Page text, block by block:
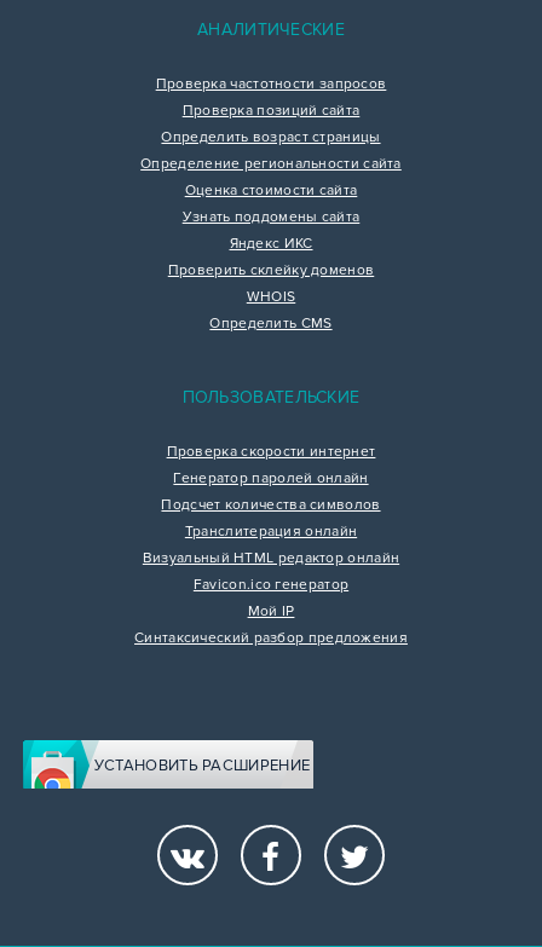
АНАЛИТИЧЕСКИЕ
Проверка частотности запросов
Проверка позиций сайта
Определить возраст страницы
Определение региональности сайта
Оценка стоимости сайта
Узнать поддомены сайта
Яндекс ИКС
Проверить склейку доменов
WHOIS
Определить CMS
ПОЛЬЗОВАТЕЛЬСКИЕ
Проверка скорости интернет
Генератор паролей онлайн
Подсчет количества символов
Транслитерация онлайн
Визуальный HTML редактор онлайн
Favicon.ico генератор
Мой IP
Синтаксический разбор предложения
УСТАНОВИТЬ РАСШИРЕНИЕ